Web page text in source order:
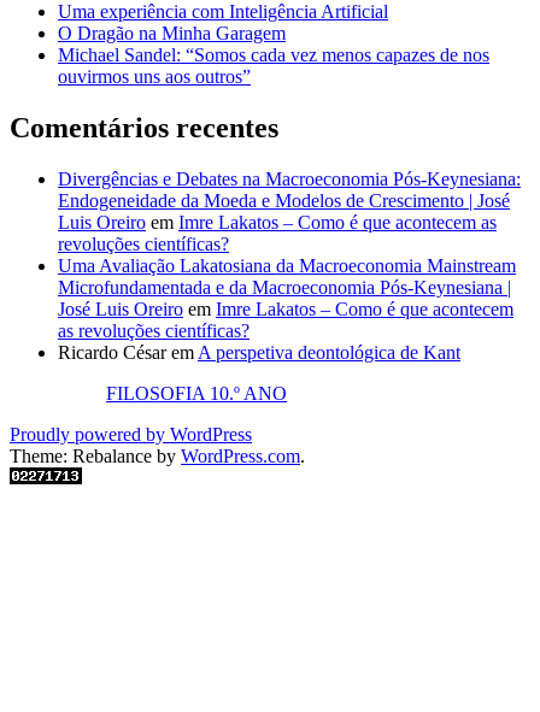
Uma experiência com Inteligência Artificial
O Dragão na Minha Garagem
Michael Sandel: “Somos cada vez menos capazes de nos
ouvirmos uns aos outros”
Comentários recentes
Divergências e Debates na Macroeconomia Pós-Keynesiana:
Endogeneidade da Moeda e Modelos de Crescimento | José
Luis Oreiro em Imre Lakatos – Como é que acontecem as
revoluções científicas?
Uma Avaliação Lakatosiana da Macroeconomia Mainstream
Microfundamentada e da Macroeconomia Pós-Keynesiana |
José Luis Oreiro em Imre Lakatos – Como é que acontecem
as revoluções científicas?
Ricardo Césarem A perspetiva deontológica de Kant
FILOSOFIA 10.º ANO
Proudly powered by WordPress
Theme: Rebalance by WordPress.com.